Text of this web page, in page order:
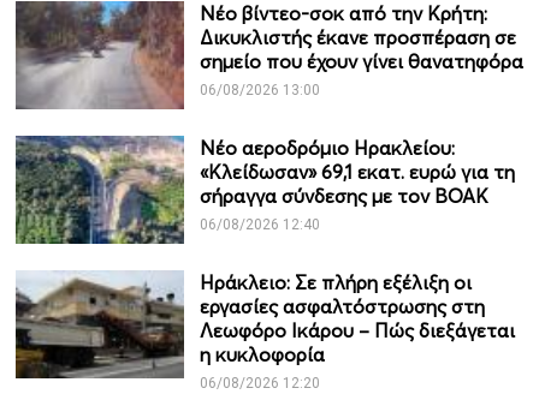
Νέο βίντεο-σοκ από την Κρήτη:
Δικυκλιστής έκανε προσπέραση σε
σημείο που έχουν γίνει θανατηφόρα
06/08/2026 13:00
Νέο αεροδρόμιο Ηρακλείου:
«Κλείδωσαν» 69,1 εκατ. ευρώ για τη
σήραγγα σύνδεσης με τον ΒΟΑΚ
06/08/2026 12:40
Ηράκλειο: Σε πλήρη εξέλιξη οι
εργασίες ασφαλτόστρωσης στη
Λεωφόρο Ικάρου – Πώς διεξάγεται
η κυκλοφορία
06/08/2026 12:20